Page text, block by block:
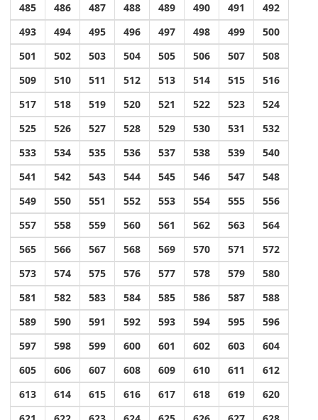
485
486 487 488 489 490 491
492
493
494 495 496 497 498 499
500
501
502 503 504 505 506 507
508
509
510 511 512 513 514 515
516
517
518 519 520 521 522 523
524
525
526 527 528 529 530 531
532
533
534 535 536 537 538 539
540
541
542 543 544 545 546 547
548
549
550 551 552 553 554 555
556
557
558 559 560 561 562 563
564
565
566 567 568 569 570 571
572
573
574 575 576 577 578 579
580
581
582 583 584 585 586 587
588
589
590 591 592 593 594 595
596
597
598 599 600 601 602 603
604
605
606 607 608 609 610 611
612
613
614 615 616 617 618 619
620